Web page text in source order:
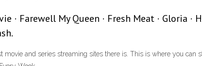
· Farewell My Queen · Fresh Meat · Gloria
movie and series streaming sites there is. This is where you